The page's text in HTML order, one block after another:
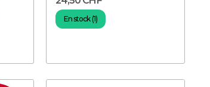
En stock (1)